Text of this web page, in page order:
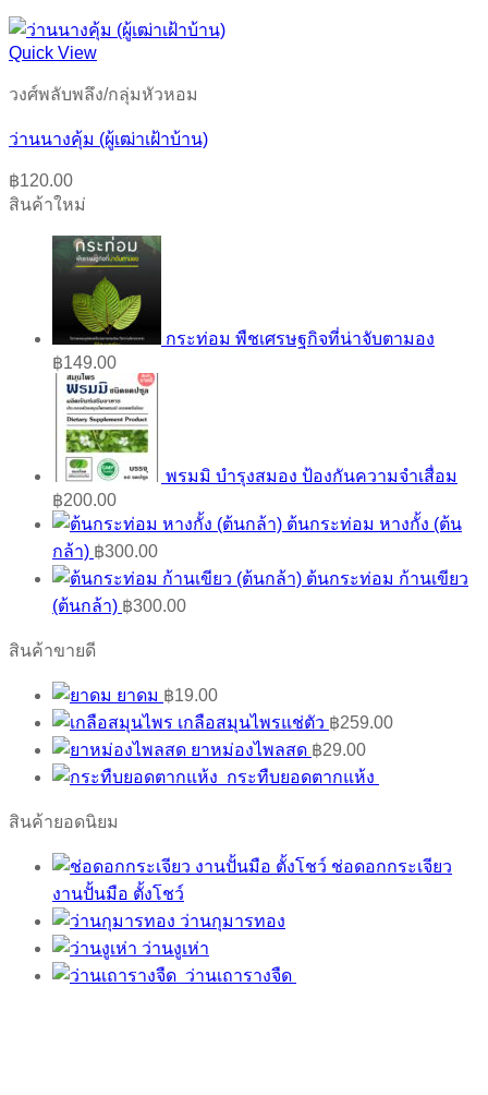
Quick View
วงศ์พลับพลึง/กลุ่มหัวหอม
ว่านนางคุ้ม (ผู้เฒ่าเฝ้าบ้าน)
฿120.00
สินค้าใหม่
กระท่อม พืชเศรษฐกิจที่น่าจับตามอง
฿149.00
พรมมิ บำรุงสมอง ป้องกันความจำเสื่อม
฿200.00
ต้นกระท่อม หางกั้ง (ต้น
กล้า) ฿300.00
ต้นกระท่อม ก้านเขียว
(ต้นกล้า) ฿300.00
สินค้าขายดี
ยาดม ฿19.00
เกลือสมุนไพรแช่ตัว ฿259.00
ยาหม่องไพลสด ฿29.00
กระทืบยอดตากแห้ง
สินค้ายอดนิยม
ช่อดอกกระเจียว
งานปั้นมือ ตั้งโชว์
ว่านกุมารทอง
ว่านงูเห่า
ว่านเถารางจืด